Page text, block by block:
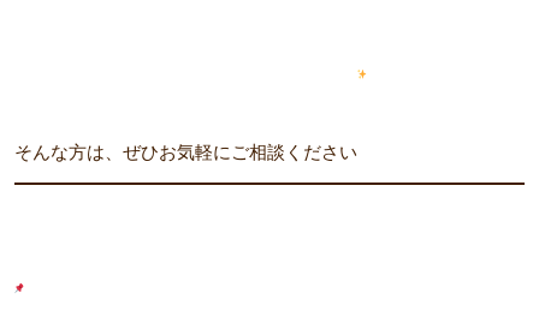
そんな方は、ぜひお気軽にご相談ください